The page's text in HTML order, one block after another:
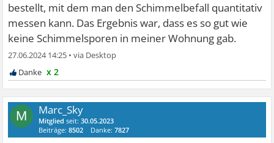
bestellt, mit dem man den Schimmelbefall quantitativ
messen kann. Das Ergebnis war, dass es so gut wie
keine Schimmelsporen in meiner Wohnung gab.
27.06.2024 14:25 •
x 2
M Marc_Sky
Mitglied seit:30.05.2023
Beiträge:8502 Danke:7827